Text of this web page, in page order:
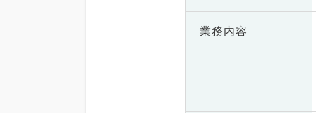
業務内容